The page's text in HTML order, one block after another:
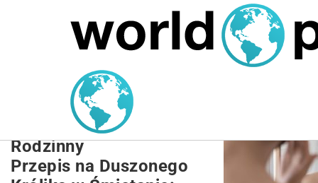
MARIUSZ ŁAMAGA 27.09.2025
Przepis na Duszonego
Królika w Śmietanie:
Tradycyjny Obiad
Rodzinny
Przepis na Duszonego